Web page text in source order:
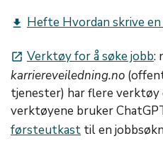
get_app Hefte Hvordan skrive
launch Verktøy for å søke jobb:
karriereveiledning.no
tjenester) har flere verktøy
verktøyene bruker
førsteutkast til en